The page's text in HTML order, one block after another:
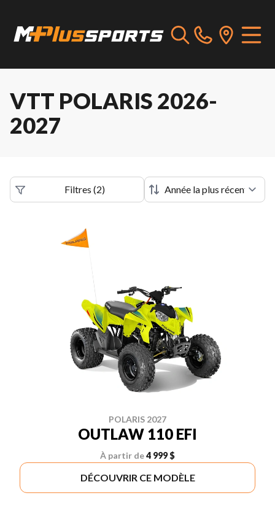
VTT POLARIS 2026-
2027
Filtres (2)
POLARIS 2027
OUTLAW 110 EFI
À partir de4 999 $
DÉCOUVRIR CE MODÈLE